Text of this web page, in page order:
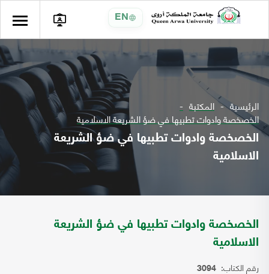
EN
الرئيسية المكتبة
الخصخصة وادوات تطبيها في ضؤ الشريعة الاسلامية
الخصخصة وادوات تطبيها في ضؤ الشريعة
الاسلامية
الخصخصة وادوات تطبيها في ضؤ الشريعة
الاسلامية
رقم الكتاب: 3094